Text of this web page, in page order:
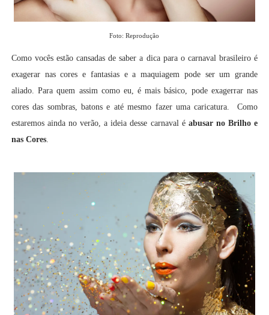
Foto: Reprodução
Como vocês estão cansadas de saber a dica para o carnaval brasileiro é
exagerar nas cores e fantasias e a maquiagem pode ser um grande
aliado. Para quem assim como eu, é mais básico, pode exagerrar nas
cores das sombras, batons e até mesmo fazer uma caricatura. Como
estaremos ainda no verão, a ideia desse carnaval é abusar no Brilho e
nas Cores.